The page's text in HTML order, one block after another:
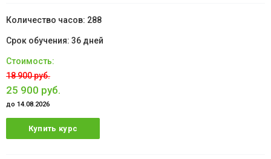
288
36 дней
18 900 руб.
25 900 руб.
до 14.08.2026
Купить курс